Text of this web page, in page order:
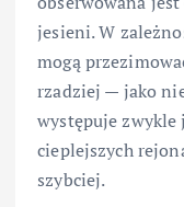
jesieni. W
mogą
rzadziej — jako
występuje zwykle
cieplejszych
szybciej.